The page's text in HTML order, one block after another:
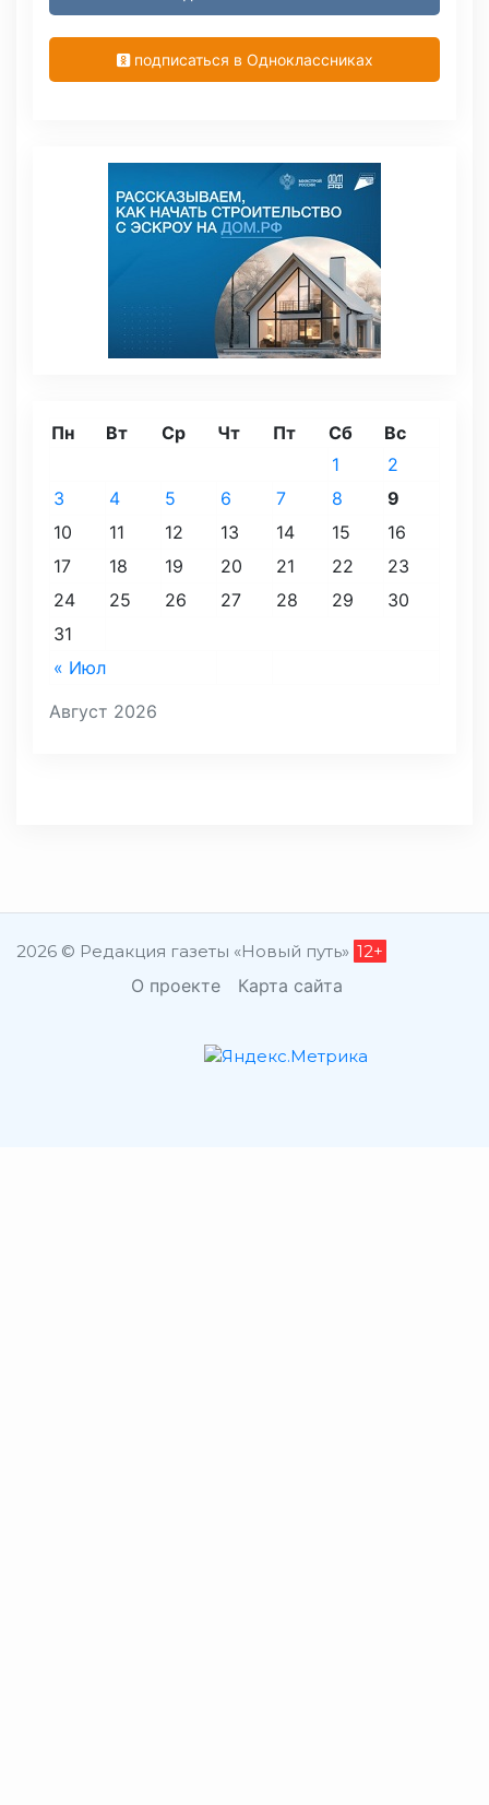
подписаться в Одноклассниках
Август 2026
Пн Вт Ср Чт Пт Сб Вс
« Июл
1
2
3
4 5 6 7 8
9
10
11 12 13 14 15
16
17
18 19 20 21 22
23
24
25 26 27 28 29
30
31
2026 © Редакция газеты «Новый путь» 12+
О проекте Карта сайта